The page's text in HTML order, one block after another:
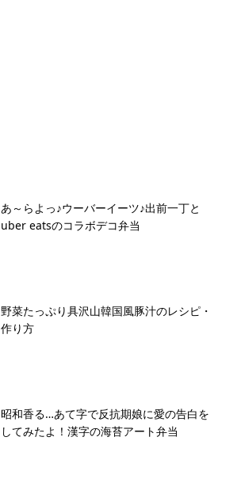
あ～らよっ♪ウーバーイーツ♪出前一丁と
uber eatsのコラボデコ弁当
野菜たっぷり具沢山韓国風豚汁のレシピ・
作り方
昭和香る…あて字で反抗期娘に愛の告白を
してみたよ！漢字の海苔アート弁当